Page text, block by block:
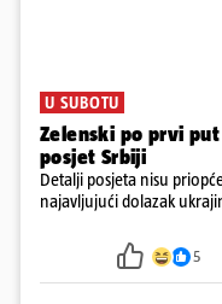
U SUBOTU
Zelenski po prvi
posjet Srbiji
Detalji posjeta nisu
najavljujući dolazak
europski put Ukrajine i
5